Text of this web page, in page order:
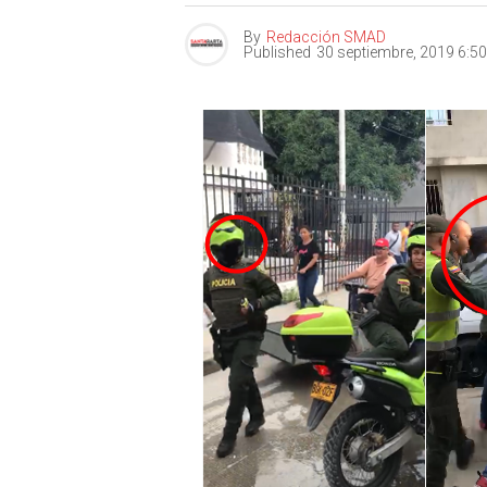
By Redacción SMAD
Published 30 septiembre, 2019